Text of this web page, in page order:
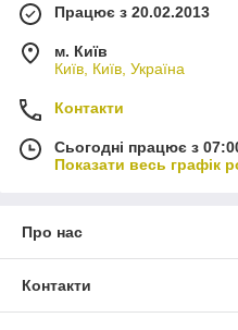
Працює з 20.02.2013
м. Київ
Київ, Київ, Україна
Контакти
Сьогодні працює з
Показати весь графік
Про нас
Контакти